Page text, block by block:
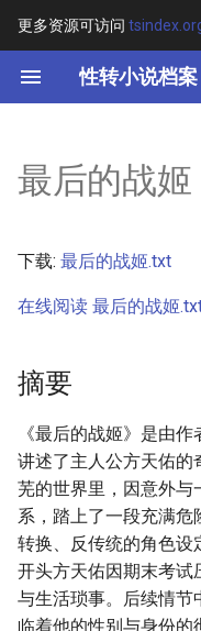
更多资源可访问
性转小说档案
键
开
搜
索
其他信息 [Processed
最后的战姬
下载: 最后的战姬.txt
在线阅读 最后的战姬
摘要
《最后的战姬》是由
讲述了主人公方天佑的
芜的世界里，因意外与
系，踏上了一段充满
转换、反传统的角色设
开头方天佑因期末考试
与生活琐事。后续情节
临着他的性别与身份